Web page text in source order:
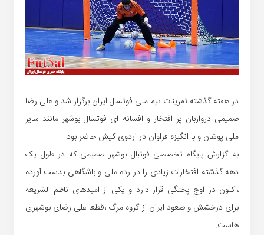
در هفته گذشته تمرینات تیم ملی فوتسال ایران برگزار شد و علی رضا
صمیمی دروازبان پر افتخار و افسانه ای فوتسال بوشهر مانند سایر
ملی پوشان و با انگیزه فراوان در اردوی کیش حاضر بود.
به گزارش پایگاه تخصصی فوتبال بوشهر صمیمی که در طول یک
دهه گذشته افتخارات زیادی را در رده ملی و باشگاهی بدست آورده
،اکنون در اوج پختگی قرار دارد و یکی از امیدهای ناظم الشریعه
برای درخشش و صعود ایران از گروه مرگ ،قطعا علی رضای بوشهری
هاست.